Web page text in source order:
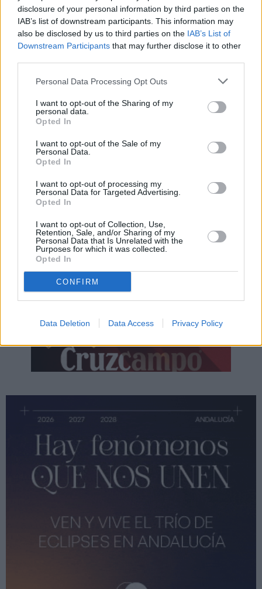
disclosure of your personal information by third parties on the
IAB’s list of downstream participants. This information may
also be disclosed by us to third parties on the IAB’s List of
Downstream Participants that may further disclose it to other
Personal Data Processing Opt Outs
I want to opt-out of the Sharing of my
personal data.
Opted In
I want to opt-out of the Sale of my
Personal Data.
Opted In
I want to opt-out of processing my
Personal Data for Targeted Advertising.
Opted In
I want to opt-out of Collection, Use,
Retention, Sale, and/or Sharing of my
Personal Data that Is Unrelated with the
Purposes for which it was collected.
Opted In
CONFIRM
Data Deletion Data Access Privacy Policy